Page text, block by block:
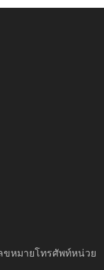
ขหมายโทรศัพท์หน่วย